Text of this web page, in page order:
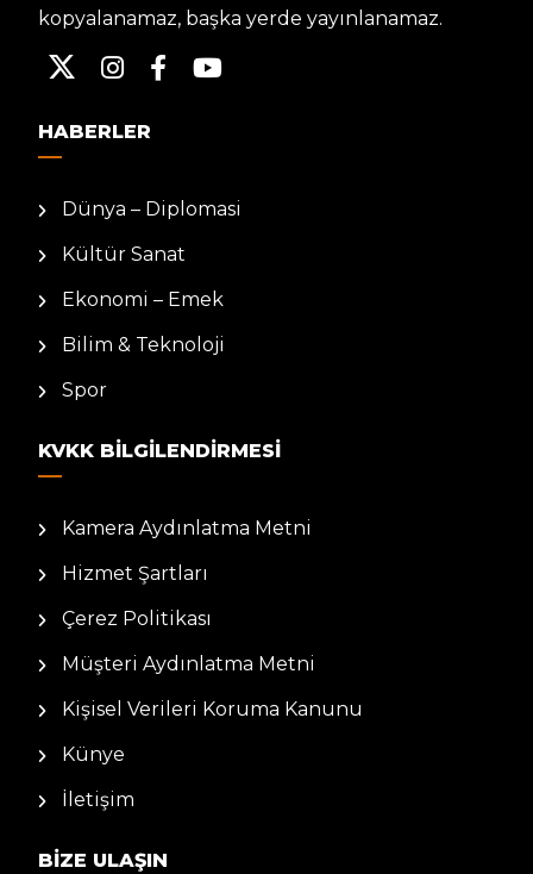
kopyalanamaz, başka yerde yayınlanamaz.
HABERLER
Dünya – Diplomasi
Kültür Sanat
Ekonomi – Emek
Bilim & Teknoloji
Spor
KVKK BILGILENDIRMESI
Kamera Aydınlatma Metni
Hizmet Şartları
Çerez Politikası
Müşteri Aydınlatma Metni
Kişisel Verileri Koruma Kanunu
Künye
İletişim
BIZE ULAŞIN